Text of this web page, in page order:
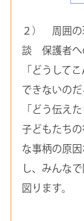
２） 周囲の
談 保護者へ
「どうして
できないのだ
「どう伝え
子どもたち
な事柄の原
し、みんな
図ります。